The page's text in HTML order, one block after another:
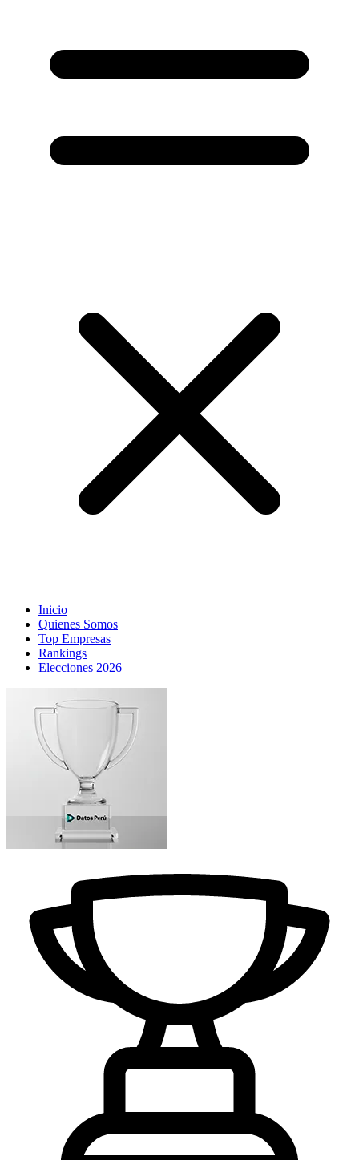
Inicio
Quienes Somos
Top Empresas
Rankings
Elecciones 2026